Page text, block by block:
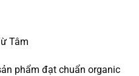
Tâm
phẩm đạt chuẩn organic